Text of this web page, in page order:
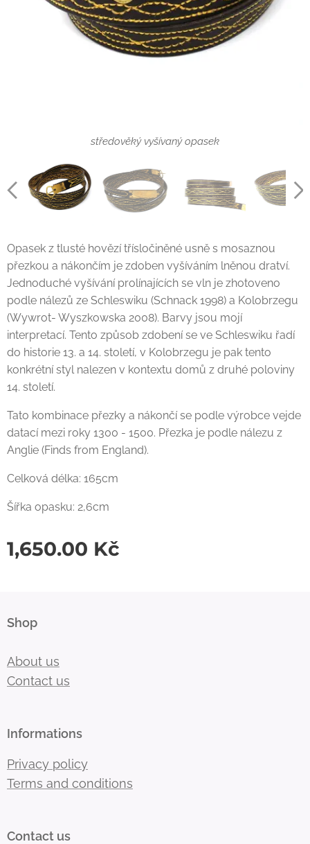
středověký vyšívaný opasek
historický opasek podle nálezu ze Schleswiku
Opasek z tlusté hovězí třísločiněné usně s mosaznou
přezkou a nákončím je zdoben vyšíváním lněnou dratví.
Jednoduché vyšívání prolínajících se vln je zhotoveno
podle nálezů ze Schleswiku (Schnack 1998) a Kolobrzegu
(Wywrot- Wyszkowska 2008). Barvy jsou mojí
interpretací. Tento způsob zdobení se ve Schleswiku řadí
do historie 13. a 14. století, v Kolobrzegu je pak tento
konkrétní styl nalezen v kontextu domů z druhé poloviny
14. století.
Tato kombinace přezky a nákončí se podle výrobce vejde
datací mezi roky 1300 - 1500. Přezka je podle nálezu z
Anglie (Finds from England).
Celková délka: 165cm
Šířka opasku: 2,6cm
1,650.00 Kč
Shop
About us
Contact us
Informations
Privacy policy
Terms and conditions
Contact us